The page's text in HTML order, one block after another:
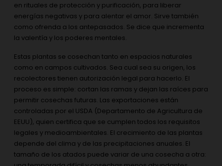
en rituales de protección y purificación, para liberar
energías negativas y para alentar el amor. Sirve también
como ofrenda a los antepasados. Se dice que incrementa
la valentía y los poderes mentales.
Estas plantas se cosechan tanto en espacios naturales
como en campos cultivados. Sea cual sea su origen, los
recolectores tienen autorización legal para hacerlo. El
proceso es simple: cortan las ramas y dejan las raíces para
permitir cosechas futuras. Las exportaciones están
controladas por el USDA (Departamento de Agricultura de
EEUU), quien certifica que se cumplen todos los requisitos
legales y medioambientales. El crecimiento de las plantas
depende del clima y de las precipitaciones anuales. El
tamaño de los atados puede variar de una cosecha a otra: